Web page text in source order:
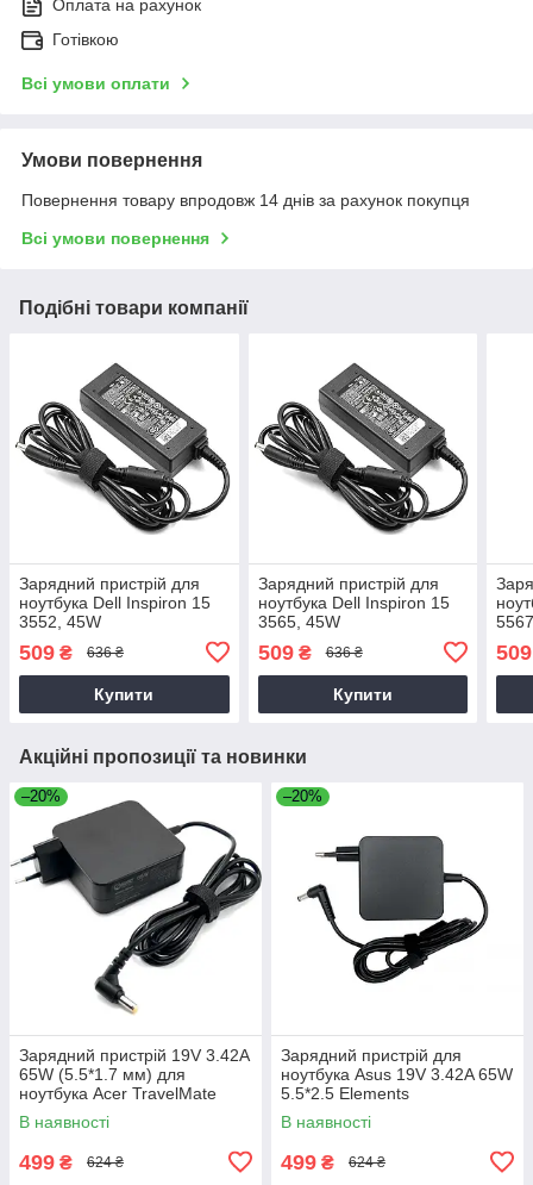
Оплата на рахунок
Готівкою
Всі умови оплати
Умови повернення
Повернення товару впродовж 14 днів за рахунок покупця
Всі умови повернення
Подібні товари компанії
Зарядний пристрій для
ноутбука Dell Inspiron 15
3552, 45W
509 ₴ 636 ₴
Купити
Зарядний пристрій для
ноутбука Dell Inspiron 15
3565, 45W
509₴ 636 ₴
Купити
509
Акційні пропозиції та новинки
–20%
Зарядний пристрій 19V 3.42A
65W (5.5*1.7 мм) для
ноутбука Acer TravelMate
P2510-G2-M
В наявності
499 ₴ 624 ₴
–20%
Зарядний пристрій для
ноутбука Asus 19V 3.42A 65W
5.5*2.5 Elements
В наявності
499 ₴ 624 ₴